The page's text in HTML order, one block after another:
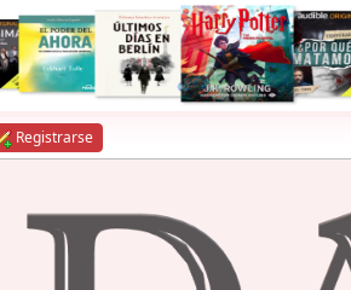
Registrarse